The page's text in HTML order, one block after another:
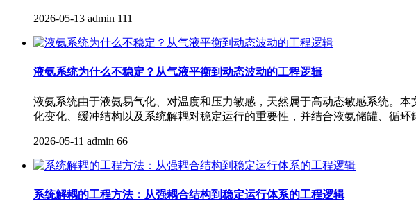
2026-05-13 admin 111
液氨系统为什么不稳定？从气液平衡到动态波动的工程逻辑
液氨系统由于液氨易气化、对温度和压力敏感，天然属于高动态敏感系统。
化变化、缓冲结构以及系统解耦对稳定运行的重要性，并结合液氨储罐、循
2026-05-11 admin 66
系统解耦的工程方法：从强耦合结构到稳定运行体系的工程逻辑